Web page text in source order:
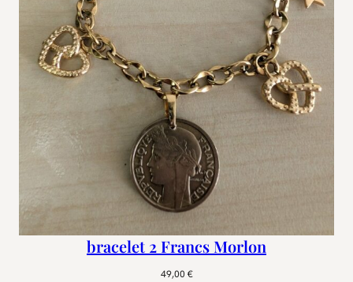
bracelet 2 Francs Morlon
49,00 €